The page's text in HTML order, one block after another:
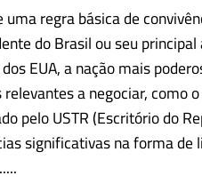
regra básica de
do Brasil ou seu
EUA, a nação mais
a negociar, como
pelo USTR (Escritório do
significativas na forma de